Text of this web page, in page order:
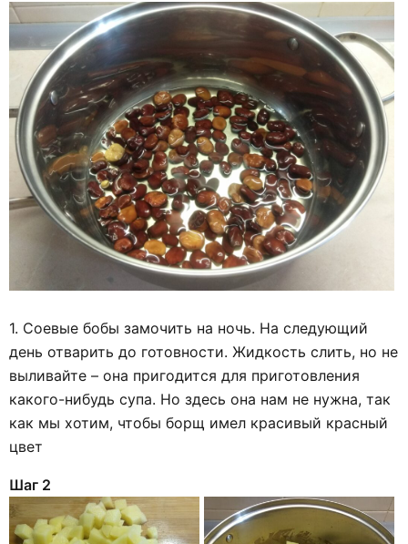
1. Соевые бобы замочить на ночь. На следующий
день отварить до готовности. Жидкость слить, но не
выливайте – она пригодится для приготовления
какого-нибудь супа. Но здесь она нам не нужна, так
как мы хотим, чтобы борщ имел красивый красный
цвет
Шаг 2